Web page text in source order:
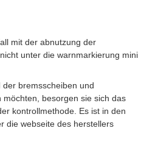
mit der abnutzung der
unter die warnmarkierung mini
bremsscheiben und
besorgen sie sich das
kontrollmethode. Es ist in den
die webseite des herstellers